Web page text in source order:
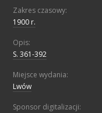
Zakres czasowy:
1900 r.
Opis:
S. 361-392
Miejsce wydania:
Lwów
Sponsor digitalizacji: